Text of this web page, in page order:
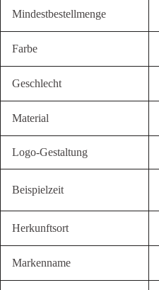
Mindestbestellmenge
Farbe
Geschlecht
Material
Logo-Gestaltung
Beispielzeit
Herkunftsort
Markenname